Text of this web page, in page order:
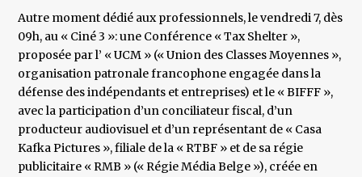
Autre moment dédié aux professionnels, le vendredi 7, dès
09h, au « Ciné 3 »: une Conférence « Tax Shelter »,
proposée par l’ « UCM » (« Union des Classes Moyennes »,
organisation patronale francophone engagée dans la
défense des indépendants et entreprises) et le « BIFFF »,
avec la participation d’un conciliateur fiscal, d’un
producteur audiovisuel et d’un représentant de « Casa
Kafka Pictures », filiale de la « RTBF » et de sa régie
publicitaire « RMB » (« Régie Média Belge »), créée en